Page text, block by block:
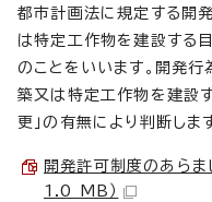
都市計画法に規定する開
は特定工作物を建設する
のことをいいます。開発
築又は特定工作物を建設
更」の有無により判断します
開発許可制度のあらま
1.0 MB）